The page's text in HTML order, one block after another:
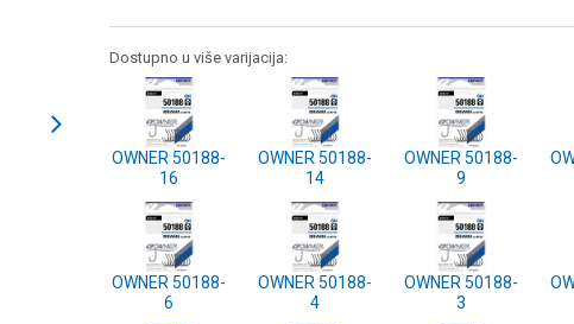
Dostupno u više varijacija:
OWNER 50188-
16
OWNER 50188-
14
OWNER 50188-
9
OWNER 50188-
6
OWNER 50188-
4
OWNER 50188-
3